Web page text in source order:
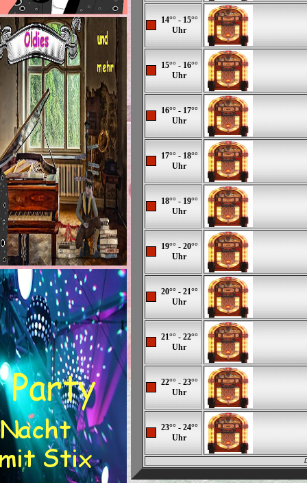
14°° - 15°°
Uhr
15°° - 16°°
Uhr
16°° - 17°°
Uhr
17°° - 18°°
Uhr
18°° - 19°°
Uhr
19°° - 20°°
Uhr
20°° - 21°°
Uhr
21°° - 22°°
Uhr
22°° - 23°°
Uhr
23°° - 24°°
Uhr